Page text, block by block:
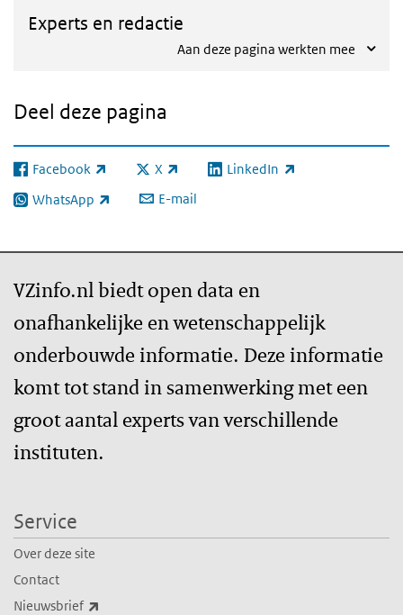
Experts en redactie
Aan deze pagina werkten mee
Deel deze pagina
Facebook
(externe link) X
(externe link) LinkedIn
(externe link)
WhatsApp
(externe link) E-mail
VZinfo.nl biedt open data en
onafhankelijke en wetenschappelijk
onderbouwde informatie. Deze informatie
komt tot stand in samenwerking met een
groot aantal experts van verschillende
instituten.
Service
Over deze site
Contact
Nieuwsbrief